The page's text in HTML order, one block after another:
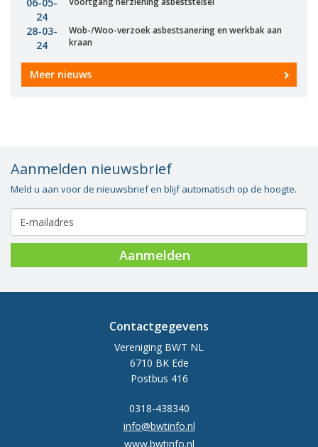
06-05-
24
28-03-
24
Wob-/Woo-verzoek asbestsanering en werkbak aan
kraan
Meer nieuws
Aanmelden nieuwsbrief
Meld u aan voor de nieuwsbrief en blijf automatisch op de hoogte.
Aanmelden
Contactgegevens
Vereniging BWT NL
6710 BK Ede
Postbus 416
0318-438340
info@bwtinfo.nl
www.bwtinfo.nl